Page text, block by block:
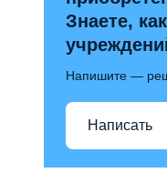
Знаете,
Напишите —
Написать